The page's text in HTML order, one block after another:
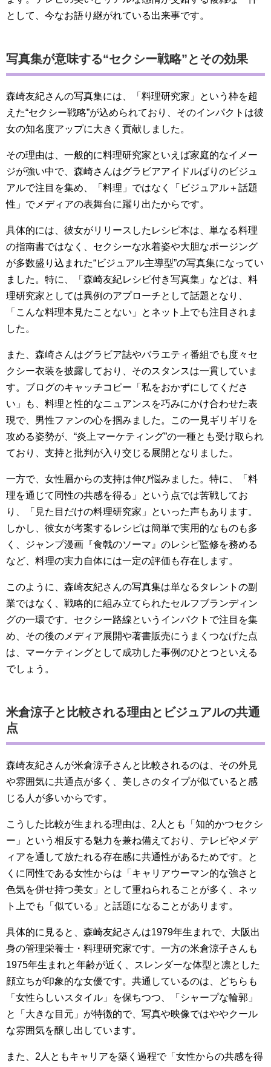
として、今なお語り継がれている出来事です。
写真集が意味する“セクシー戦略”とその効果
森崎友紀さんの写真集には、「料理研究家」という枠を超
えた“セクシー戦略”が込められており、そのインパクトは彼
女の知名度アップに大きく貢献しました。
その理由は、一般的に料理研究家といえば家庭的なイメー
ジが強い中で、森崎さんはグラビアアイドルばりのビジュ
アルで注目を集め、「料理」ではなく「ビジュアル＋話題
性」でメディアの表舞台に躍り出たからです。
具体的には、彼女がリリースしたレシピ本は、単なる料理
の指南書ではなく、セクシーな水着姿や大胆なポージング
が多数盛り込まれた“ビジュアル主導型”の写真集になってい
ました。特に、「森崎友紀レシピ付き写真集」などは、料
理研究家としては異例のアプローチとして話題となり、
「こんな料理本見たことない」とネット上でも注目されま
した。
また、森崎さんはグラビア誌やバラエティ番組でも度々セ
クシー衣装を披露しており、そのスタンスは一貫していま
す。ブログのキャッチコピー「私をおかずにしてくださ
い」も、料理と性的なニュアンスを巧みにかけ合わせた表
現で、男性ファンの心を掴みました。この一見ギリギリを
攻める姿勢が、“炎上マーケティング”の一種とも受け取られ
ており、支持と批判が入り交じる展開となりました。
一方で、女性層からの支持は伸び悩みました。特に、「料
理を通じて同性の共感を得る」という点では苦戦してお
り、「見た目だけの料理研究家」といった声もあります。
しかし、彼女が考案するレシピは簡単で実用的なものも多
く、ジャンプ漫画『食戟のソーマ』のレシピ監修を務める
など、料理の実力自体には一定の評価も存在します。
このように、森崎友紀さんの写真集は単なるタレントの副
業ではなく、戦略的に組み立てられたセルフブランディン
グの一環です。セクシー路線というインパクトで注目を集
め、その後のメディア展開や著書販売にうまくつなげた点
は、マーケティングとして成功した事例のひとつといえる
でしょう。
米倉涼子と比較される理由とビジュアルの共通
点
森崎友紀さんが米倉涼子さんと比較されるのは、その外見
や雰囲気に共通点が多く、美しさのタイプが似ていると感
じる人が多いからです。
こうした比較が生まれる理由は、2人とも「知的かつセクシ
ー」という相反する魅力を兼ね備えており、テレビやメデ
ィアを通して放たれる存在感に共通性があるためです。と
くに同性である女性からは「キャリアウーマン的な強さと
色気を併せ持つ美女」として重ねられることが多く、ネッ
ト上でも「似ている」と話題になることがあります。
具体的に見ると、森崎友紀さんは1979年生まれで、大阪出
身の管理栄養士・料理研究家です。一方の米倉涼子さんも
1975年生まれと年齢が近く、スレンダーな体型と凛とした
顔立ちが印象的な女優です。共通しているのは、どちらも
「女性らしいスタイル」を保ちつつ、「シャープな輪郭」
と「大きな目元」が特徴的で、写真や映像ではややクール
な雰囲気を醸し出しています。
また、2人ともキャリアを築く過程で「女性からの共感を得